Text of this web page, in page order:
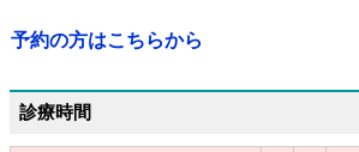
予約の方はこちらから
診療時間